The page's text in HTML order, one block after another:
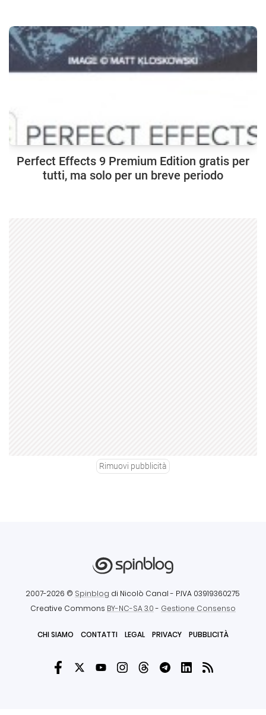
Perfect Effects 9 Premium Edition gratis per
tutti, ma solo per un breve periodo
Rimuovi pubblicità
2007-2026 © Spinblog di Nicolò Canal - P.IVA 03919360275
Creative Commons BY-NC-SA 3.0- Gestione Consenso
CHI SIAMO CONTATTI LEGAL PRIVACY PUBBLICITÀ